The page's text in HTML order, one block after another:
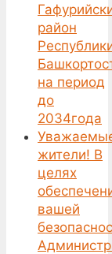
район
на период
до
2034года
жители! В
целях
вашей